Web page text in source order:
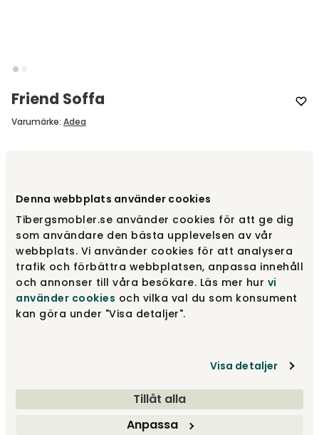
Denna webbplats använder cookies
Tibergsmobler.se använder cookies för att ge dig
som användare den bästa upplevelsen av vår
webbplats. Vi använder cookies för att analysera
trafik och förbättra webbplatsen, anpassa innehåll
och annonser till våra besökare. Läs mer hur vi
använder cookies och vilka val du som konsument
kan göra under "Visa detaljer".
Visa detaljer
Tillåt alla
Anpassa
Friend Soffa
Varumärke: Adea
Gör dina val
Rekommenderade tillval
Rekommenderade tillval
fr.38 815 kr